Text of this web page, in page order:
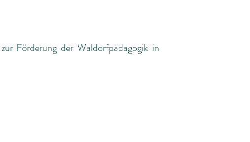
Förderung der Waldorfpädagogik in